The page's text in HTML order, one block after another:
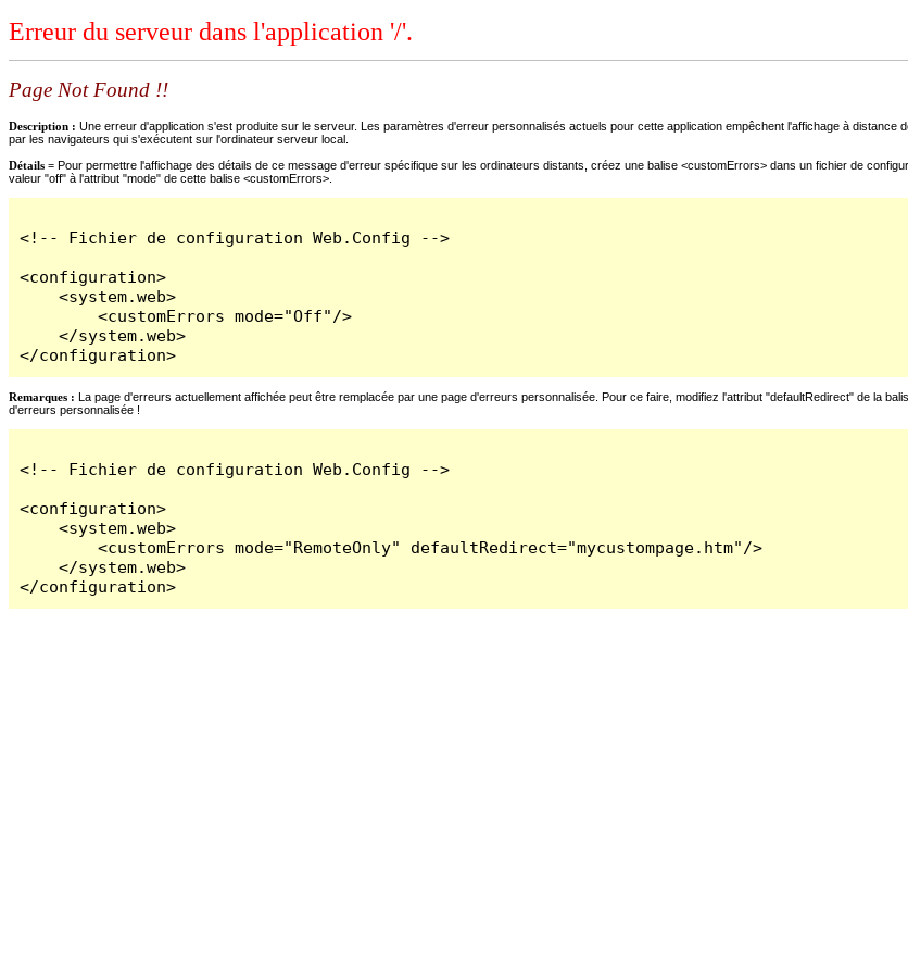
Erreur du serveur dans l'application '/'.
Page Not Found !!
Description : Une erreur d'application s'est produite sur le serveur. Les paramètres d'erreur personnalisés actuels pour cette application empêchent l'affichage à
par les navigateurs qui s'exécutent sur l'ordinateur serveur local.
Détails = Pour permettre l'affichage des détails de ce message d'erreur spécifique sur les ordinateurs distants, créez une balise <customErrors> dans un fichier de
valeur "off" à l'attribut "mode" de cette balise <customErrors>.
<!-- Fichier de configuration Web.Config -->
<configuration>
    <system.web>
        <customErrors mode="Off"/>
    </system.web>
</configuration>
Remarques : La page d'erreurs actuellement affichée peut être remplacée par une page d'erreurs personnalisée. Pour ce faire, modifiez l'attribut "defaultRedirect" de la
d'erreurs personnalisée !
<!-- Fichier de configuration Web.Config -->
<configuration>
    <system.web>
        <customErrors mode="RemoteOnly" defaultRedirect="mycustompage.htm"/>
    </system.web>
</configuration>